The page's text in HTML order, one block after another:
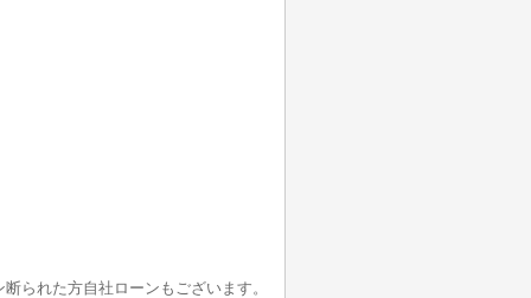
られた方自社ローンもございます。